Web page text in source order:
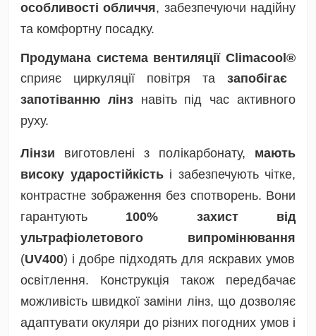
особливості обличчя, забезпечуючи надійну
та комфортну посадку.
Продумана система вентиляції Climacool®
сприяє циркуляції повітря та запобігає
запотіванню лінзнавіть під час активного
руху.
Лінзи виготовлені з полікарбонату, мають
високу ударостійкістьі забезпечують чітке,
контрастне зображення без спотворень. Вони
гарантують 100% захист від
ультрафіолетового випромінювання
(UV400) і добре підходять для яскравих умов
освітлення. Конструкція також передбачає
можливість швидкої заміни лінз, що дозволяє
адаптувати окуляри до різних погодних умов і